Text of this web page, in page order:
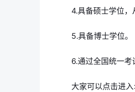
4.具备硕士学位，
5.具备博士学位。
6.通过全国统一考
大家可以点击进